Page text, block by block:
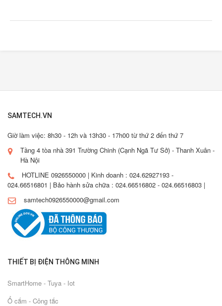
SAMTECH.VN
Giờ làm việc: 8h30 - 12h và 13h30 - 17h00 từ thứ 2 đến thứ 7
Tầng 4 tòa nhà 391 Trường Chinh (Cạnh Ngã Tư Sở) - Thanh Xuân -
Hà Nội
HOTLINE 0926550000 | Kinh doanh : 024.62927193 -
024.66516801 | Bảo hành sửa chữa : 024.66516802 - 024.66516803 |
samtech0926550000@gmail.com
THIẾT BỊ ĐIỆN THÔNG MINH
SmartHome - Tuya - Iot
Ổ cắm - Công tắc